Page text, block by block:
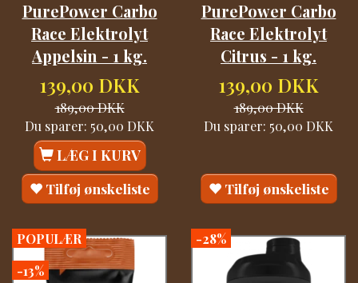
PurePower Carbo
Race Elektrolyt
Appelsin - 1 kg.
139,00 DKK
189,00 DKK
Du sparer: 50,00 DKK
LÆG I KURV
Tilføj ønskeliste
PurePower Carbo
Race Elektrolyt
Citrus - 1 kg.
139,00 DKK
189,00 DKK
Du sparer: 50,00 DKK
Tilføj ønskeliste
POPULÆR
-13%
-28%